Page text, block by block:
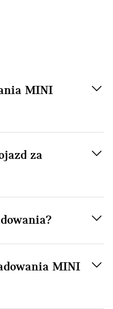
MINI
za
MINI